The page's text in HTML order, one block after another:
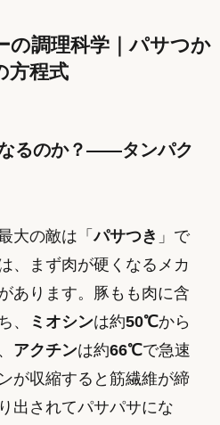
の調理科学｜パサつか
方程式
るのか？——タンパク
大の敵は「パサつき 」で
、まず肉が硬くなるメカ
あります。豚もも肉に含
、
ミオシンは約50℃から
アクチンは約66℃で急速
が収縮すると筋繊維が締
出されてパサパサにな